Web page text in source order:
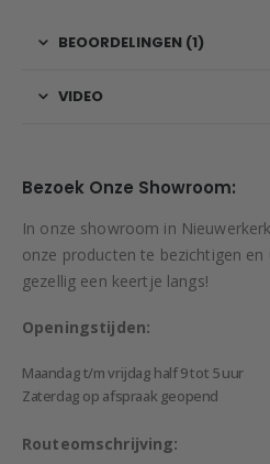
BEOORDELINGEN (1)
VIDEO
Bezoek Onze Showroom:
In onze showroom in
onze producten te bezichtigen
gezellig een keertje langs!
Openingstijden:
Maandag t/m vrijdag half 9 tot 5 uur
Zaterdag op afspraak geopend
Routeomschrijving: